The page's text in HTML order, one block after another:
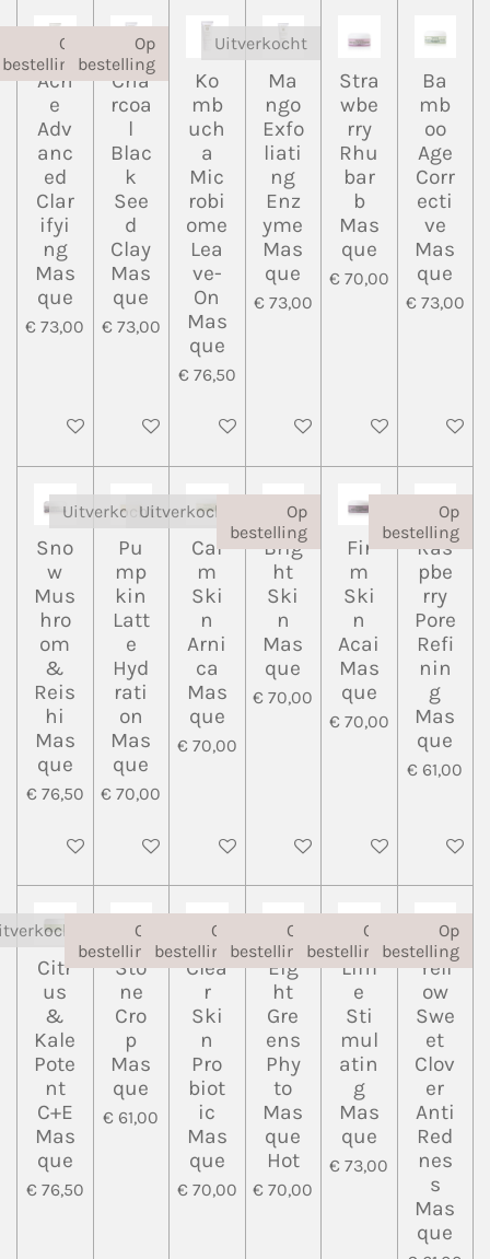
Op
bestelling
Acn
e
Adv
anc
ed
Clar
ifyi
ng
Mas
que
€ 73,00
Houd mij op de hoogte
Op
bestelling
Cha
rcoa
l
Blac
k
See
d
Clay
Mas
que
€ 73,00
Houd mij op de hoogte
Ko
mb
uch
a
Mic
robi
ome
Lea
ve-
On
Mas
que
€ 76,50
In winkelwagen
Uitverkocht
Ma
ngo
Exfo
liati
ng
Enz
yme
Mas
que
€ 73,00
Houd mij op de hoogte
Stra
wbe
rry
Rhu
bar
b
Mas
que
€ 70,00
In winkelwagen
Ba
mb
oo
Age
Corr
ecti
ve
Mas
que
€ 73,00
In
Sno
w
Mus
hro
om
&
Reis
hi
Mas
que
€ 76,50
In winkelwagen
Uitverkocht
Pu
mp
kin
Latt
e
Hyd
rati
on
Mas
que
€ 70,00
Houd mij op de hoogte
Uitverkocht
Cal
m
Ski
n
Arni
ca
Mas
que
€ 70,00
Houd mij op de hoogte
Op
bestelling
Brig
ht
Ski
n
Mas
que
€ 70,00
Houd mij op de hoogte
Fir
m
Ski
n
Acai
Mas
que
€ 70,00
In winkelwagen
Op
bestelling
Ras
pbe
rry
Pore
Refi
nin
g
Mas
que
€ 61,00
Houd
Citr
us
&
Kale
Pote
nt
C+E
Mas
que
€ 76,50
Op
bestelling
Sto
ne
Cro
p
Mas
que
€ 61,00
Op
bestelling
Clea
r
Ski
n
Pro
biot
ic
Mas
que
€ 70,00
Op
bestelling
Eig
ht
Gre
ens
Phy
to
Mas
que
Hot
€ 70,00
Op
bestelling
Lim
e
Sti
mul
atin
g
Mas
que
€ 73,00
Op
bestelling
Yell
ow
Swe
et
Clov
er
Anti
Red
nes
s
Mas
que